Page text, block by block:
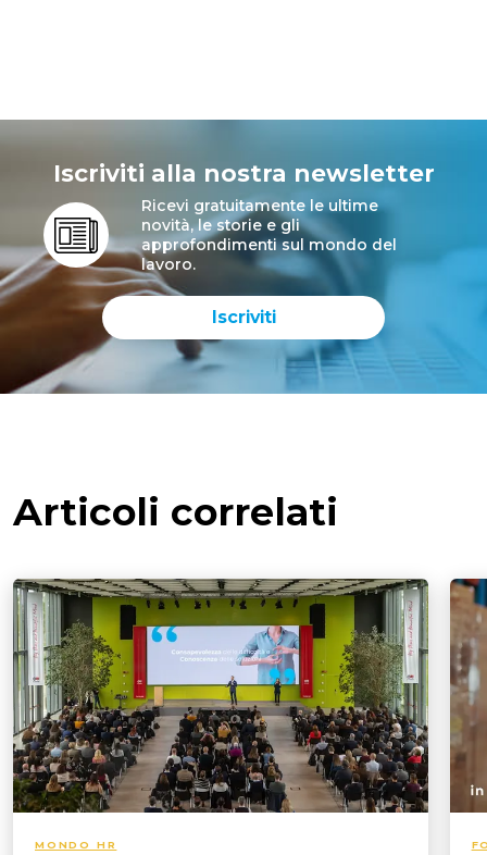
Iscriviti alla nostra newsletter
Ricevi gratuitamente le ultime
novità, le storie e gli
approfondimenti sul mondo del
lavoro.
Iscriviti
Articoli correlati
MONDO HR